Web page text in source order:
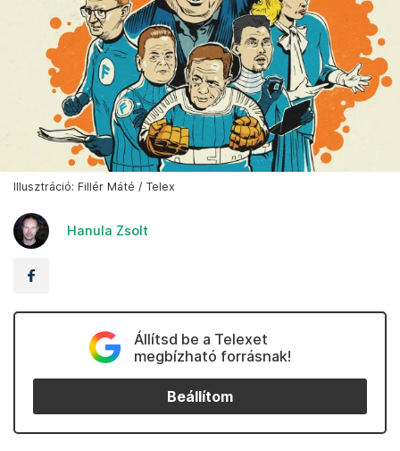
Illusztráció: Fillér Máté / Telex
Hanula Zsolt
Állítsd be a Telexet
megbízható forrásnak!
Beállítom